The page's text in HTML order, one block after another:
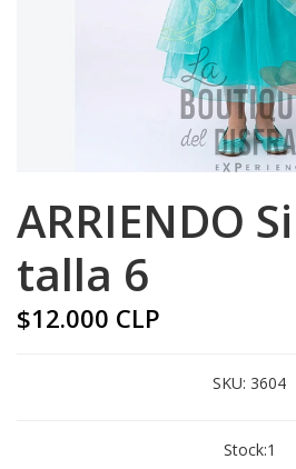
ARRIENDO
talla 6
$12.000 CLP
SKU: 3604
Stock:1